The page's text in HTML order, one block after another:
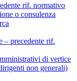
rif. normativo
o consulenza
– precedente rif.
di vertice
non generali)